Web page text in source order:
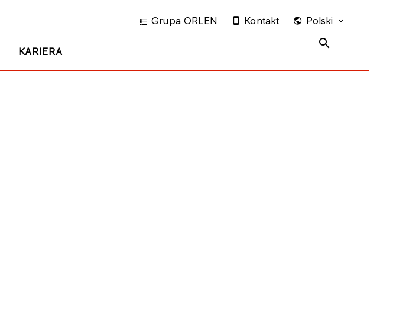
KARIERA
Grupa ORLEN Kontakt Polski